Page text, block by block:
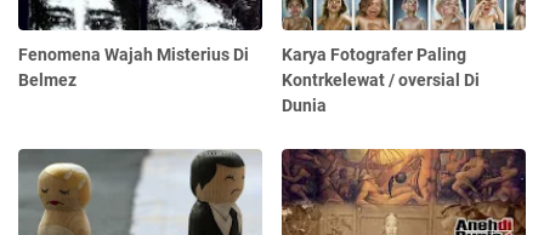
Fenomena Wajah Misterius Di
Belmez
Karya Fotografer Paling
Kontrkelewat / oversial Di
Dunia